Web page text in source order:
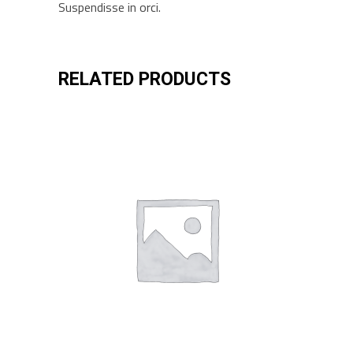
Suspendisse in orci.
RELATED PRODUCTS